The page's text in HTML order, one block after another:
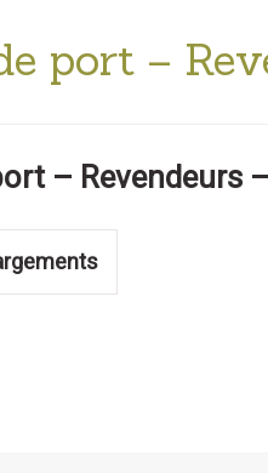
port –
– Revendeurs